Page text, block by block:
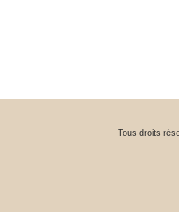
Tous droits